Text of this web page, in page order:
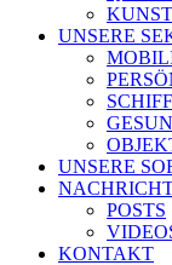
UNSERE
UNSERE
POSTS
KONTAKT